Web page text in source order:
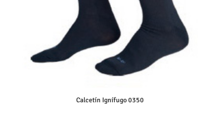
Calcetín Ignífugo 0350